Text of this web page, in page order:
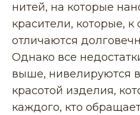
нитей, на которые
красители, которые,
отличаются
Однако все
выше, нивелируются
красотой изделия,
каждого, кто